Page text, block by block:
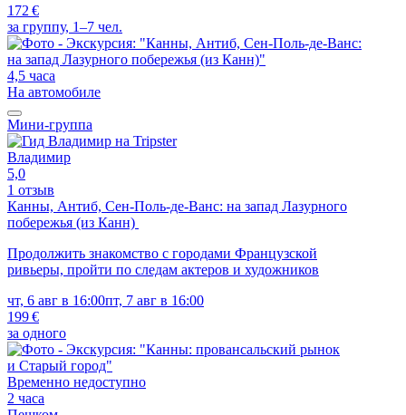
172 €
за группу, 1–7 чел.
4,5 часа
На автомобиле
Мини-группа
Владимир
5,0
1 отзыв
Канны, Антиб, Сен-Поль-де-Ванс: на запад Лазурного
побережья (из Канн)
Продолжить знакомство с городами Французской
ривьеры, пройти по следам актеров и художников
чт, 6 авг в 16:00пт, 7 авг в 16:00
199 €
за одного
Временно недоступно
2 часа